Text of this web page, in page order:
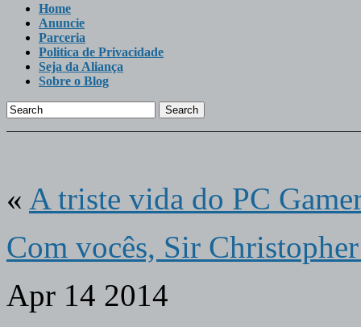
Home
Anuncie
Parceria
Politica de Privacidade
Seja da Aliança
Sobre o Blog
Search
« A triste vida do PC
Com vocês, Sir
Apr 14 2014